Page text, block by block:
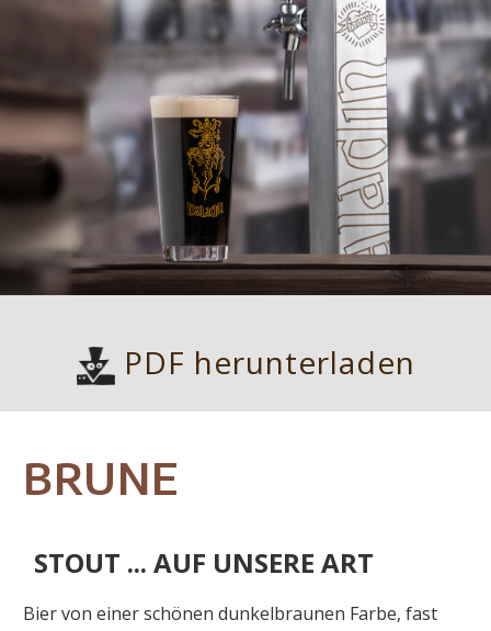
PDF herunterladen
BRUNE
STOUT ... AUF UNSERE ART
Bier von einer schönen dunkelbraunen Farbe, fast